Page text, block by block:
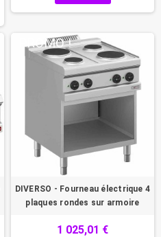
PROMO !
DIVERSO - Fourneau électrique 4
plaques rondes sur armoire
1 025,01 €